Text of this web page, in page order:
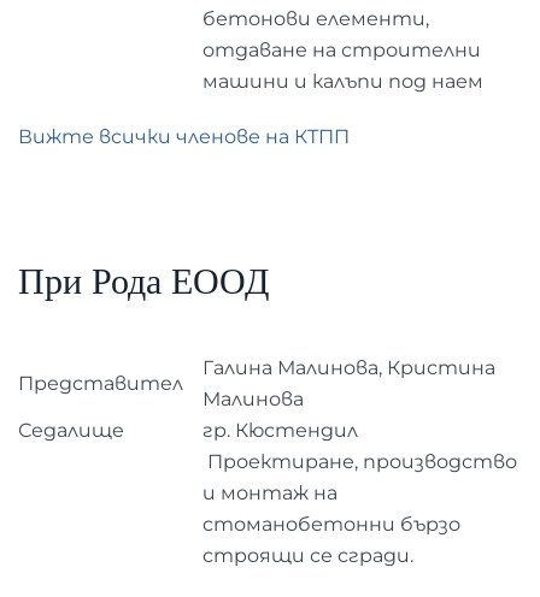
бетонови елементи,
отдаване на строителни
машини и калъпи под наем
Вижте всички членове на КТПП
При Рода ЕООД
Представител
Галина Малинова, Кристина
Малинова
Седалище
гр. Кюстендил
Проектиране, производство
и монтаж на
стоманобетонни бързо
строящи се сгради.